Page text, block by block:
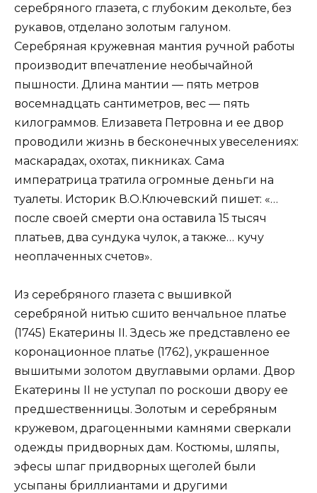
серебряного глазета, с глубоким декольте, без
рукавов, отделано золотым галуном.
Серебряная кружевная мантия ручной работы
производит впечатление необычайной
пышности. Длина мантии — пять метров
восемнадцать сантиметров, вес — пять
килограммов. Елизавета Петровна и ее двор
проводили жизнь в бесконечных увеселениях:
маскарадах, охотах, пикниках. Сама
императрица тратила огромные деньги на
туалеты. Историк В.О.Ключевский пишет: «…
после своей смерти она оставила 15 тысяч
платьев, два сундука чулок, а также… кучу
неоплаченных счетов».
Из серебряного глазета с вышивкой
серебряной нитью сшито венчальное платье
(1745) Екатерины II. Здесь же представлено ее
коронационное платье (1762), украшенное
вышитыми золотом двуглавыми орлами. Двор
Екатерины II не уступал по роскоши двору ее
предшественницы. Золотым и серебряным
кружевом, драгоценными камнями сверкали
одежды придворных дам. Костюмы, шляпы,
эфесы шпаг придворных щеголей были
усыпаны бриллиантами и другими